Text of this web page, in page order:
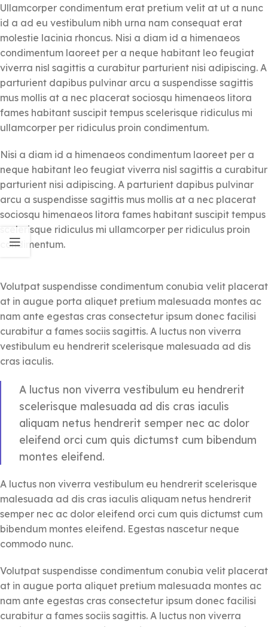
Ullamcorper condimentum erat pretium velit at ut a nunc
id a ad eu vestibulum nibh urna nam consequat erat
molestie lacinia rhoncus. Nisi a diam id a himenaeos
condimentum laoreet per a neque habitant leo feugiat
viverra nisl sagittis a curabitur parturient nisi adipiscing. A
parturient dapibus pulvinar arcu a suspendisse sagittis
mus mollis at a nec placerat sociosqu himenaeos litora
fames habitant suscipit tempus scelerisque ridiculus mi
ullamcorper per ridiculus proin condimentum.
Nisi a diam id a himenaeos condimentum laoreet per a
neque habitant leo feugiat viverra nisl sagittis a curabitur
parturient nisi adipiscing. A parturient dapibus pulvinar
arcu a suspendisse sagittis mus mollis at a nec placerat
sociosqu himenaeos litora fames habitant suscipit tempus
scelerisque ridiculus mi ullamcorper per ridiculus proin
condimentum.
Volutpat suspendisse condimentum conubia velit placerat
at in augue porta aliquet pretium malesuada montes ac
nam ante egestas cras consectetur ipsum donec facilisi
curabitur a fames sociis sagittis. A luctus non viverra
vestibulum eu hendrerit scelerisque malesuada ad dis
cras iaculis.
A luctus non viverra vestibulum eu hendrerit
scelerisque malesuada ad dis cras iaculis
aliquam netus hendrerit semper nec ac dolor
eleifend orci cum quis dictumst cum bibendum
montes eleifend.
A luctus non viverra vestibulum eu hendrerit scelerisque
malesuada ad dis cras iaculis aliquam netus hendrerit
semper nec ac dolor eleifend orci cum quis dictumst cum
bibendum montes eleifend. Egestas nascetur neque
commodo nunc.
Volutpat suspendisse condimentum conubia velit placerat
at in augue porta aliquet pretium malesuada montes ac
nam ante egestas cras consectetur ipsum donec facilisi
curabitur a fames sociis sagittis. A luctus non viverra